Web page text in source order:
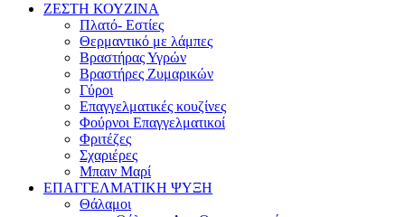
ΖΕΣΤΗ ΚΟΥΖΙΝΑ
Πλατό- Εστίες
Θερμαντικό με λάμπες
Βραστήρας Υγρών
Βραστήρες Ζυμαρικών
Γύροι
Επαγγελματικές κουζίνες
Φούρνοι Επαγγελματικοί
Φριτέζες
Σχαριέρες
Μπαιν Μαρί
ΕΠΑΓΓΕΛΜΑΤΙΚΗ ΨΥΞΗ
Θάλαμοι